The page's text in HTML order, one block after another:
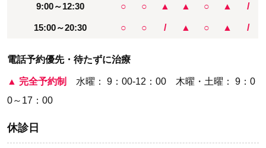
9:00～12:30 ○ ○ ▲ ▲ ○ ▲ /
15:00～20:30 ○ ○ / ▲ ○ ▲ /
電話予約優先・待たずに治療
▲ 完全予約制 水曜： 9：00-12：00 木曜・土曜： 9：0
0～17：00
休診日